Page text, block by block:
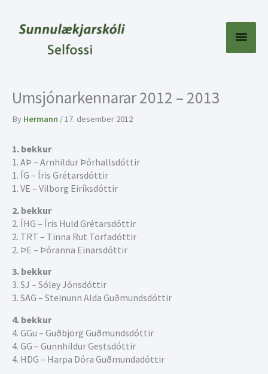
content
Main
Umsjónarkennarar 2012 – 2013
By Hermann /17. desember 2012
1. bekkur
1. AÞ – Arnhildur Þórhallsdóttir
1. ÍG – Íris Grétarsdóttir
1. VE – Vilborg Eiríksdóttir
2. bekkur
2. ÍHG – Íris Huld Grétarsdóttir
2. TRT – Tinna Rut Torfadóttir
2. ÞE – Þóranna Einarsdóttir
3. bekkur
3. SJ – Sóley Jónsdóttir
3. SAG – Steinunn Alda Guðmundsdóttir
4. bekkur
4. GGu – Guðbjörg Guðmundsdóttir
4. GG – Gunnhildur Gestsdóttir
4. HDG – Harpa Dóra Guðmundadóttir